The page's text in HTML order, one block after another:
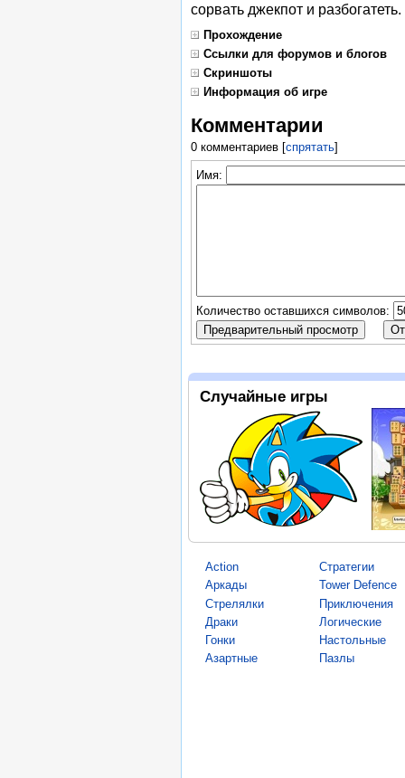
сорвать джекпот и разбогатеть.
Прохождение
Ссылки для форумов и блогов
Скриншоты
Информация об игре
Комментарии
0 комментариев[спрятать]
Имя:
Количество оставшихся символов:
Случайные игры
Action
Аркады
Стрелялки
Драки
Гонки
Азартные
Стратегии
Tower Defence
Приключения
Логические
Настольные
Пазлы